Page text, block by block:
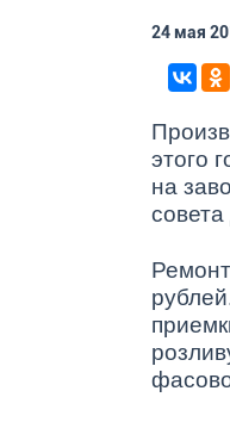
24 мая
этого
на